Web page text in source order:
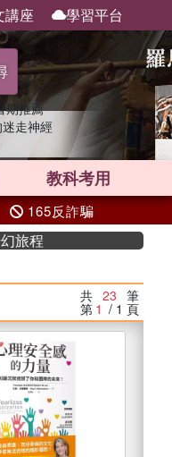
講座 學習平台
期推薦
走神經
教科考用
165反詐騙
共 23 筆
第 1 / 1 頁